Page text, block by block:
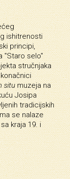
ishitrenosti
principi,
"Staro selo"
stručnjaka
situmuzeja na
Josipa
tradicijskih
se nalaze
kraja 19. i